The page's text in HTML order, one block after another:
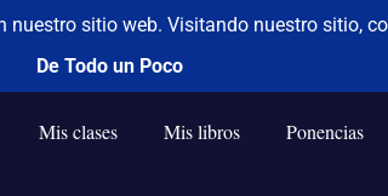
Mis clases Mis libros Ponencias